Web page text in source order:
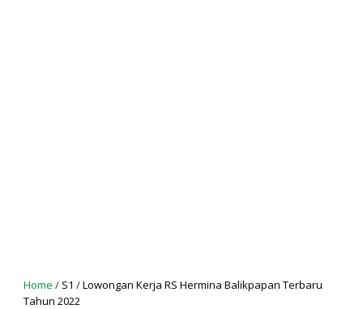
Home / S1 /Lowongan Kerja RS Hermina Balikpapan Terbaru
Tahun 2022